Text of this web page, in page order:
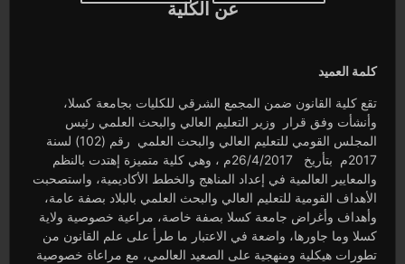
عن الكلية
كلمة العميد
تقع كلية القانون ضمن المجمع الشرقي للكليات بجامعة كسلا،
وأنشأت وفق قرار وزير التعليم العالي والبحث العلمي رئيس
المجلس القومي للتعليم العالي والبحث العلمي رقم (102) لسنة
2017م بتأريخ 26/4/2017م ، وهي كلية متميزة إهتدت بالنظم
والمعايير العالمية في إعداد المناهج والخطط الأكاديمية، واستصحبت
الأهداف القومية للتعليم العالي والبحث العلمي بالبلاد بصفة عامة،
وأهداف وأغراض جامعة كسلا بصفة خاصة، مراعية خصوصية ولاية
كسلا وما جاورها، واضعة في الاعتبار ما طرأ على علم القانون من
تطورات هيكلية ومنهجية على الصعيد العالمي، مع مراعاة خصوصية